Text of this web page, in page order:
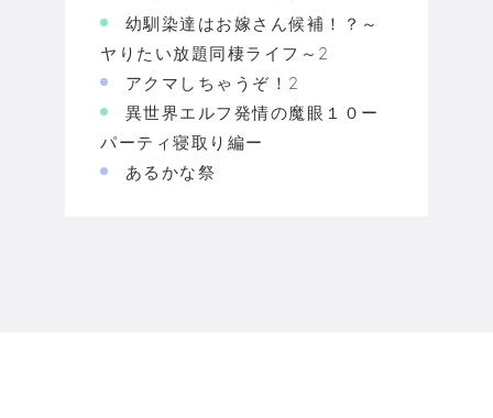
幼馴染達はお嫁さん候補！？～
ヤりたい放題同棲ライフ～2
アクマしちゃうぞ！2
異世界エルフ発情の魔眼１０ー
パーティ寝取り編ー
あるかな祭